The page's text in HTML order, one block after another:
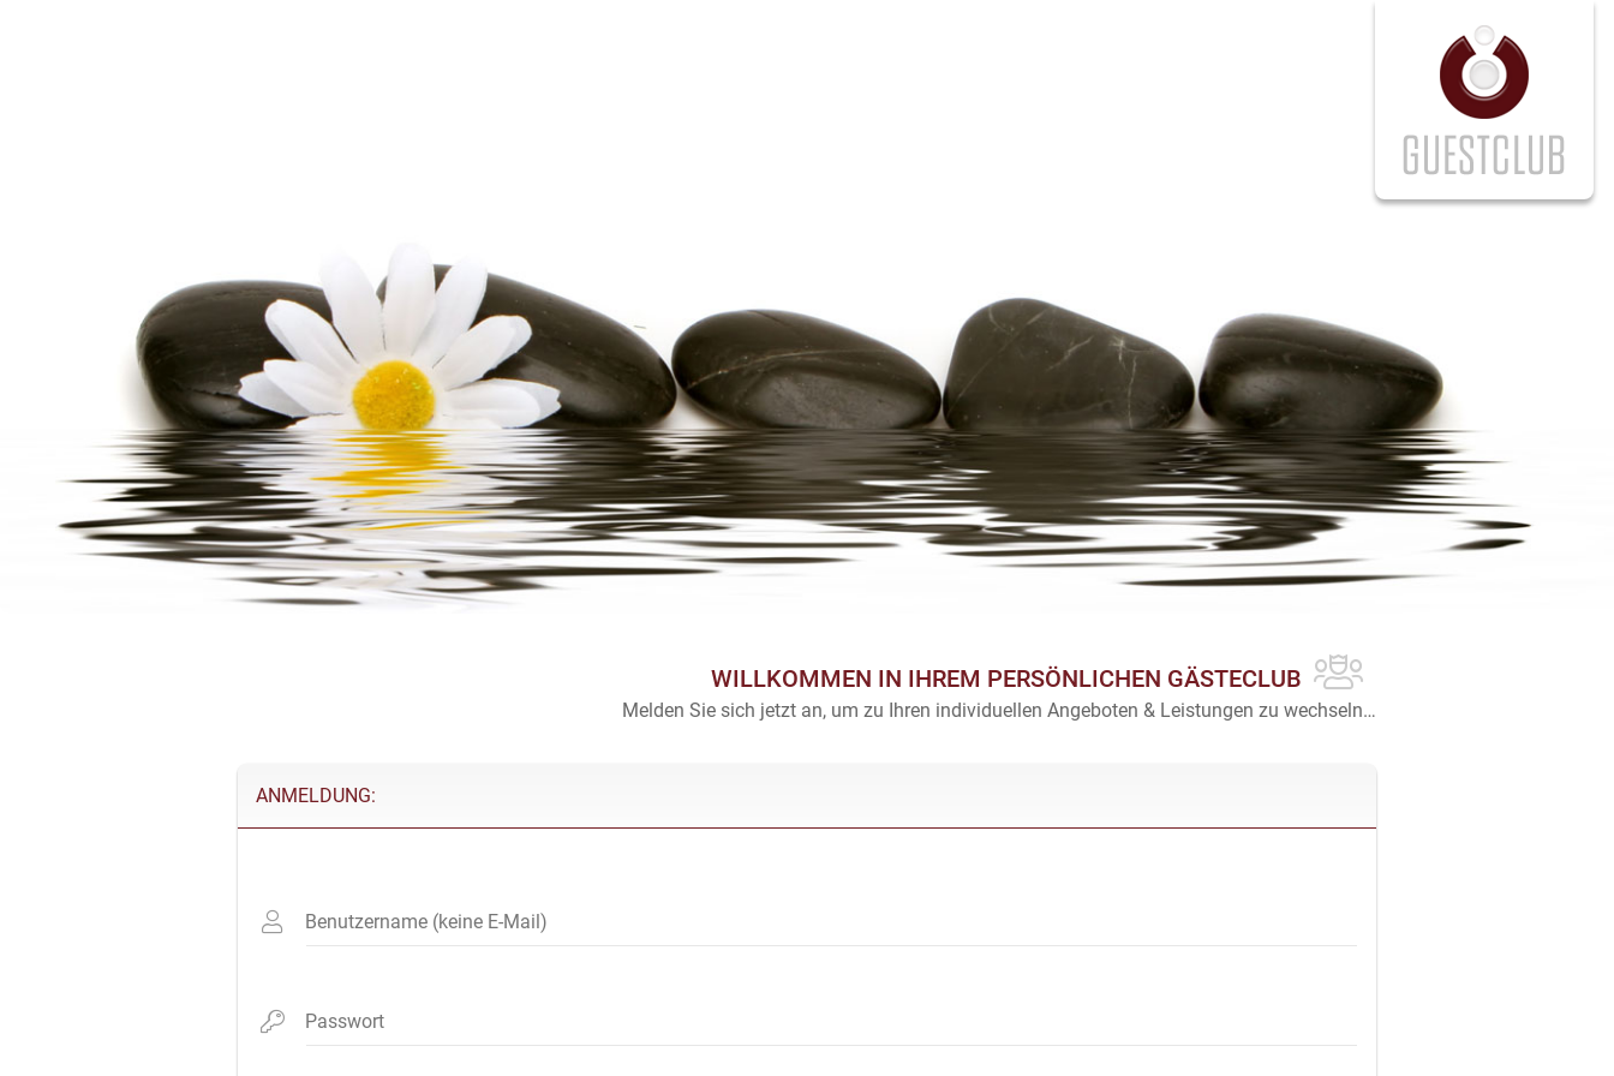
WILLKOMMEN IN IHREM PERSÖNLICHEN GÄSTECLUB
Melden Sie sich jetzt an, um zu Ihren individuellen Angeboten & Leistungen zu wechseln…
ANMELDUNG:
Benutzername (keine E-Mail)
Passwort